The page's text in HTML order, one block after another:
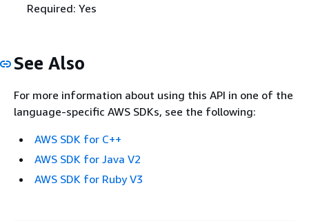
Required: Yes
See Also
For more information about using this API in one of the
language-specific AWS SDKs, see the following:
AWS SDK for C++
AWS SDK for Java V2
AWS SDK for Ruby V3